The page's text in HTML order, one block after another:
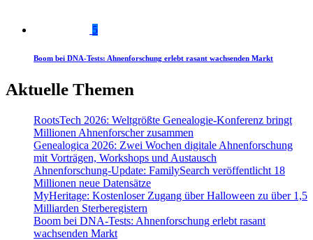
5
Boom bei DNA-Tests: Ahnenforschung erlebt rasant wachsenden Markt
Aktuelle Themen
RootsTech 2026: Weltgrößte Genealogie-Konferenz bringt
Millionen Ahnenforscher zusammen
Genealogica 2026: Zwei Wochen digitale Ahnenforschung
mit Vorträgen, Workshops und Austausch
Ahnenforschung-Update: FamilySearch veröffentlicht 18
Millionen neue Datensätze
MyHeritage: Kostenloser Zugang über Halloween zu über 1,5
Milliarden Sterberegistern
Boom bei DNA-Tests: Ahnenforschung erlebt rasant
wachsenden Markt